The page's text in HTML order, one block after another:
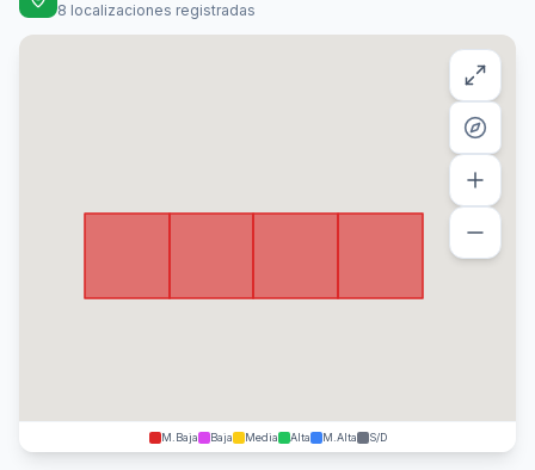
8 localizaciones registradas
M.Baja Baja Media Alta M.Alta S/D